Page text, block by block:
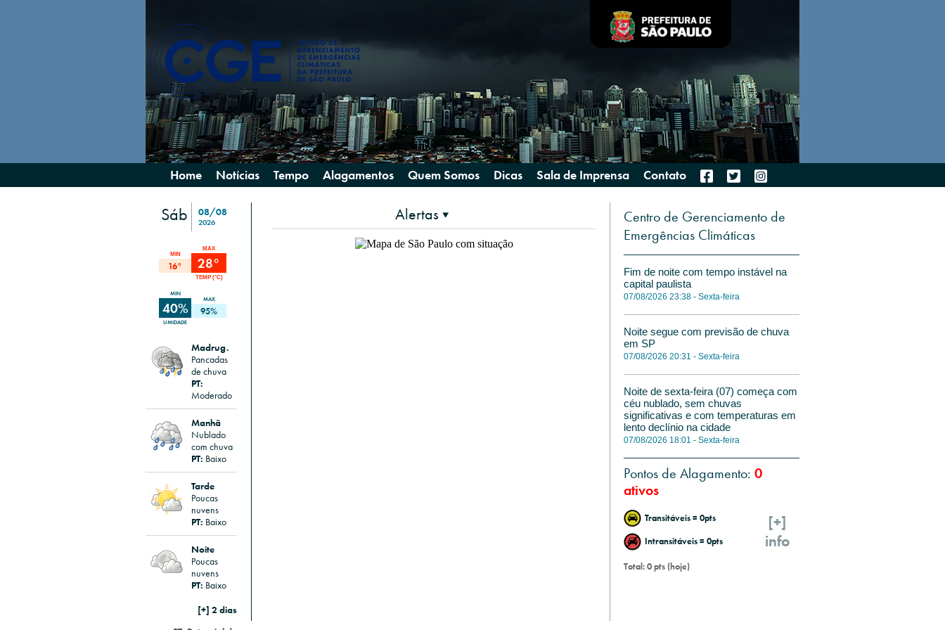
Home Notícias Tempo Alagamentos Quem Somos Dicas Sala de Imprensa Contato
Sáb 08/08
2026
MIN
16°
MAX
28°
TEMP (°C)
MIN
40%
UMIDADE
MAX
95%
Madrug.
Pancadas
de chuva
PT:
Moderado
Manhã
Nublado
com chuva
PT: Baixo
Tarde
Poucas
nuvens
PT: Baixo
Noite
Poucas
nuvens
PT: Baixo
[+] 2 dias
Alertas
Centro de Gerenciamento de
Emergências Climáticas
Fim de noite com tempo instável na
capital paulista
07/08/2026 23:38 - Sexta-feira
Noite segue com previsão de chuva
em SP
07/08/2026 20:31 - Sexta-feira
Noite de sexta-feira (07) começa com
céu nublado, sem chuvas
significativas e com temperaturas em
lento declínio na cidade
07/08/2026 18:01 - Sexta-feira
Pontos de Alagamento: 0
ativos
Transitáveis = 0pts
Intransitáveis = 0pts
[+]
info
Total: 0 pts (hoje)